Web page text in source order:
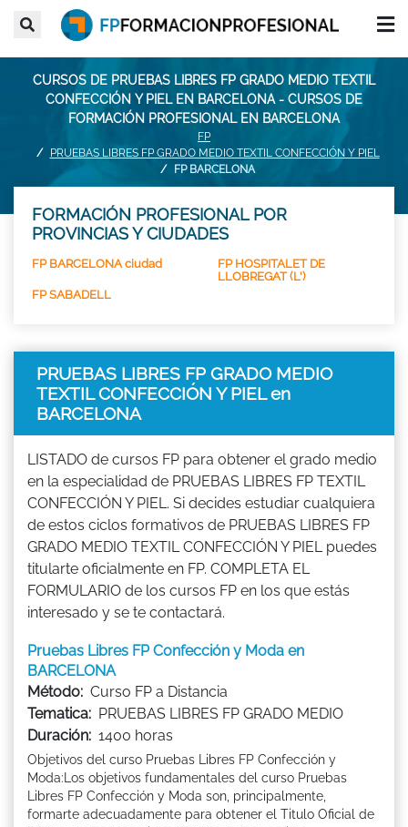
CURSOS DE PRUEBAS LIBRES FP GRADO MEDIO TEXTIL
CONFECCIÓN Y PIEL EN BARCELONA - CURSOS DE
FORMACIÓN PROFESIONAL EN BARCELONA
FP
PRUEBAS LIBRES FP GRADO MEDIO TEXTIL CONFECCIÓN Y PIEL
FP BARCELONA
FORMACIÓN PROFESIONAL POR
PROVINCIAS Y CIUDADES
FP BARCELONA ciudad
FP HOSPITALET DE
LLOBREGAT (L')
FP SABADELL
PRUEBAS LIBRES FP GRADO MEDIO
TEXTIL CONFECCIÓN Y PIEL en
BARCELONA
LISTADO de cursos FP para obtener el grado medio
en la especialidad de PRUEBAS LIBRES FP TEXTIL
CONFECCIÓN Y PIEL. Si decides estudiar cualquiera
de estos ciclos formativos de PRUEBAS LIBRES FP
GRADO MEDIO TEXTIL CONFECCIÓN Y PIEL puedes
titularte oficialmente en FP. COMPLETA EL
FORMULARIO de los cursos FP en los que estás
interesado y se te contactará.
Pruebas Libres FP Confección y Moda en
BARCELONA
Método: Curso FP a Distancia
Tematica: PRUEBAS LIBRES FP GRADO MEDIO
Duración: 1400 horas
Objetivos del curso Pruebas Libres FP Confección y
Moda:Los objetivos fundamentales del curso Pruebas
Libres FP Confección y Moda son, principalmente,
formarte adecuadamente para obtener el Titulo Oficial de